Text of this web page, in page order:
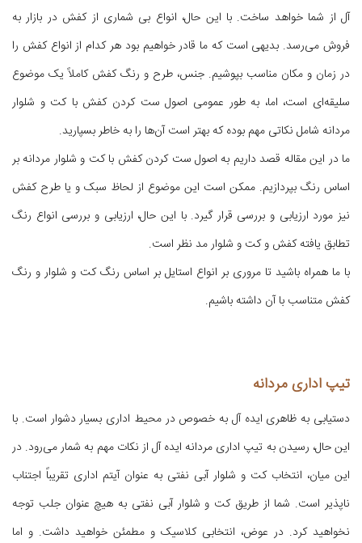
آل از شما خواهد ساخت. با این حال، انواع بی شماری از کفش در بازار به
فروش می‌رسد. بدیهی است که ما قادر خواهیم بود هر کدام از انواع کفش را
در زمان و مکان مناسب بپوشیم. جنس، طرح و رنگ کفش کاملاً یک موضوع
سلیقه‌ای است، اما، به طور عمومی اصول ست کردن کفش با کت و شلوار
مردانه شامل نکاتی مهم بوده که بهتر است آن‌ها را به خاطر بسپارید.
ما در این مقاله قصد داریم به اصول ست کردن کفش با کت و شلوار مردانه بر
اساس رنگ بپردازیم. ممکن است این موضوع از لحاظ سبک و یا طرح کفش
نیز مورد ارزیابی و بررسی قرار گیرد. با این حال، ارزیابی و بررسی انواع رنگ
تطابق یافته کفش و کت و شلوار مد نظر است.
با ما همراه باشید تا مروری بر انواع استایل بر اساس رنگ کت و شلوار و رنگ
کفش متناسب با آن داشته باشیم.
تیپ اداری مردانه
دستیابی به ظاهری ایده آل به خصوص در محیط اداری بسیار دشوار است. با
این حال، رسیدن به تیپ اداری مردانه ایده آل از نکات مهم به شمار می‌رود. در
این میان، انتخاب کت و شلوار آبی نفتی به عنوان آیتم اداری تقریباً اجتناب
ناپذیر است. شما از طریق کت و شلوار آبی نفتی به هیچ عنوان جلب توجه
نخواهید کرد. در عوض، انتخابی کلاسیک و مطمئن خواهید داشت. و اما